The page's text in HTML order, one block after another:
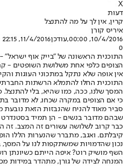
X
דעות
קרין, אין לך על מה להתנצל
איריס קורן
10/4/2016, 00:00
,עודכן11/4/2016, 22:15
0
התוכנית הראשונה של "בייק אוף
הצופים כלפי אחת משלושת השופטים -
אין אופה שלא נתקל במתכוני העוגות
התוכנית החלו להתמלא הרשתות
המסך שלנו, ככה, כמו שהיא, בלי
כי אם הצופים במקרה שכחו, לא מדובר
סביר מאוד להניח שהנבזות הזאת
שבהם מדובר בנשים - הן תמיד בסטנדרט
כבר קרוב לשלושה עשורים זה המצב. זה
קיבלתם. ואגב, מתברר שהנערות הללו
נכון שהדמויות שמשתקפות לנו על המסך,
השף מושיק רוט? איפה הייתם כשיונתן
המנחה לצידה של גורן, מתהדר במידות